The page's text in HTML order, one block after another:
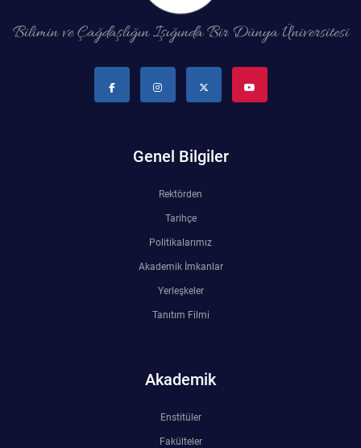
Bilimin ve Çağdaşlığın Işığında Bir Dünya Üniversitesi
Genel Bilgiler
Rektörden
Tarihçe
Politikalarımız
Akademik İmkanlar
Yerleşkeler
Tanıtım Filmi
Akademik
Enstitüler
Fakülteler